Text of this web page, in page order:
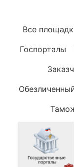
Все
Госпорталы